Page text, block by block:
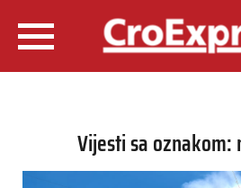
Vijesti sa